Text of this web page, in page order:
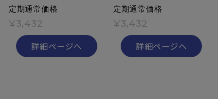
定期通常価格
¥3,432
詳細ページへ
定期通常価格
¥3,432
詳細ページへ